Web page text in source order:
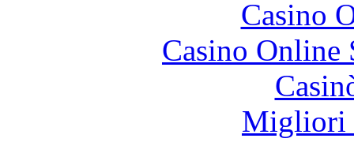
Casino
Casino
Migliori